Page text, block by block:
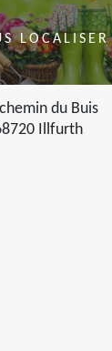
LOCALISER
du Buis
Illfurth